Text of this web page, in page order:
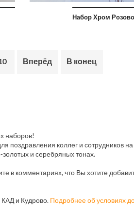
Набор Хром
Вперёд В конец
наборов!
поздравления коллег и сотрудников
и серебряных тонах.
в комментариях, что Вы хотите
КАД и Кудрово. Подробнее об условиях